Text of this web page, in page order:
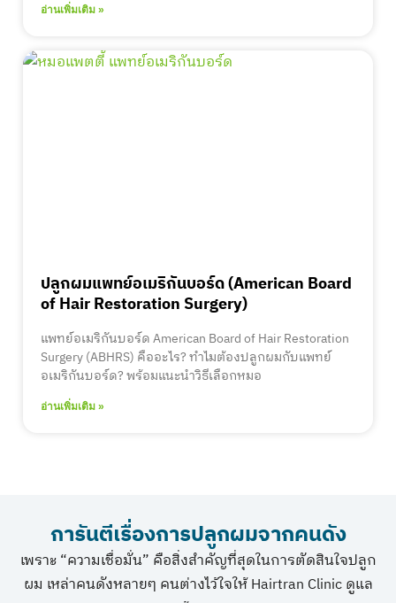
อ่านเพิ่มเติม »
ปลูกผมแพทย์อเมริกันบอร์ด (American Board
of Hair Restoration Surgery)
แพทย์อเมริกันบอร์ด American Board of Hair Restoration
Surgery (ABHRS) คืออะไร? ทำไมต้องปลูกผมกับแพทย์
อเมริกันบอร์ด? พร้อมแนะนำวิธีเลือกหมอ
อ่านเพิ่มเติม »
การันตีเรื่องการปลูกผมจากคนดัง
เพราะ “ความเชื่อมั่น” คือสิ่งสำคัญที่สุดในการตัดสินใจปลูก
ผม เหล่าคนดังหลายๆ คนต่างไว้ใจให้ Hairtran Clinic ดูแล